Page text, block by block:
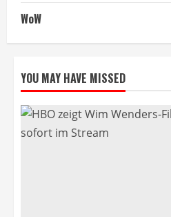
WoW
YOU MAY HAVE MISSED